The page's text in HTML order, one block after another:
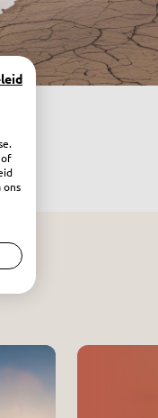
of
ons